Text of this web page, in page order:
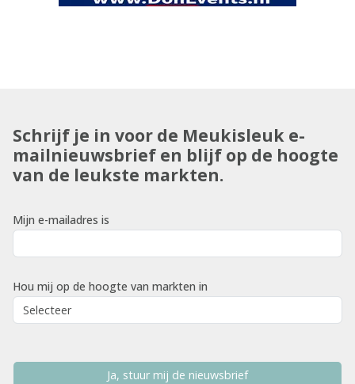
Schrijf je in voor de Meukisleuk e-
mailnieuwsbrief en blijf op de hoogte
van de leukste markten.
Mijn e-mailadres is
Hou mij op de hoogte van markten in
Ja, stuur mij de nieuwsbrief